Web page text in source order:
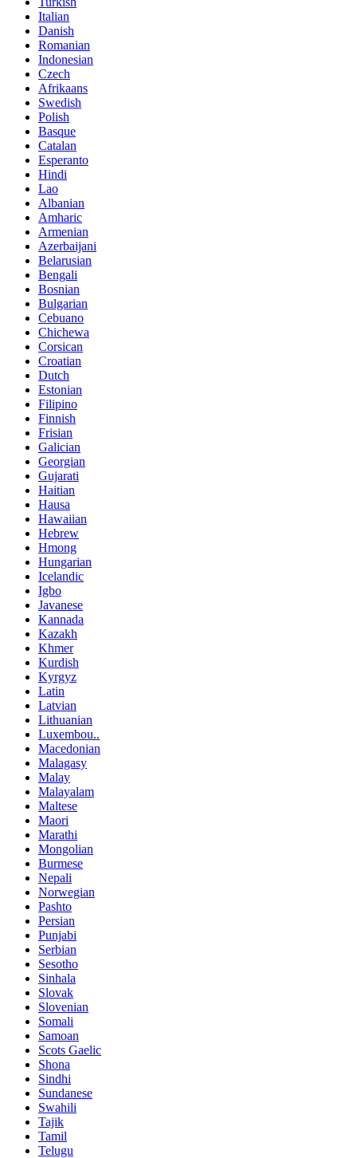
Italian
Danish
Romanian
Indonesian
Czech
Afrikaans
Swedish
Polish
Basque
Catalan
Esperanto
Hindi
Lao
Albanian
Amharic
Armenian
Azerbaijani
Belarusian
Bengali
Bosnian
Bulgarian
Cebuano
Chichewa
Corsican
Croatian
Dutch
Estonian
Filipino
Finnish
Frisian
Galician
Georgian
Gujarati
Haitian
Hausa
Hawaiian
Hebrew
Hmong
Hungarian
Icelandic
Igbo
Javanese
Kannada
Kazakh
Khmer
Kurdish
Kyrgyz
Latin
Latvian
Lithuanian
Luxembou..
Macedonian
Malagasy
Malay
Malayalam
Maltese
Maori
Marathi
Mongolian
Burmese
Nepali
Norwegian
Pashto
Persian
Punjabi
Serbian
Sesotho
Sinhala
Slovak
Slovenian
Somali
Samoan
Scots Gaelic
Shona
Sindhi
Sundanese
Swahili
Tajik
Tamil
Telugu